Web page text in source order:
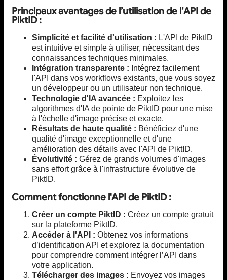
Principaux avantages de l’utilisation de l’API de
PiktID :
Simplicité et facilité d'utilisation : L'API de PiktID
est intuitive et simple à utiliser, nécessitant des
connaissances techniques minimales.
Intégration transparente : Intégrez facilement
l'API dans vos workflows existants, que vous soyez
un développeur ou un utilisateur non technique.
Technologie d'IA avancée : Exploitez les
algorithmes d'IA de pointe de PiktID pour une mise
à l'échelle d'image précise et exacte.
Résultats de haute qualité : Bénéficiez d'une
qualité d'image exceptionnelle et d'une
amélioration des détails avec l'API de PiktID.
Évolutivité : Gérez de grands volumes d'images
sans effort grâce à l'infrastructure évolutive de
PiktID.
Comment fonctionne l'API de PiktID :
Créer un compte PiktID : Créez un compte gratuit
sur la plateforme PiktID.
Accéder à l'API : Obtenez vos informations
d’identification API et explorez la documentation
pour comprendre comment intégrer l’API dans
votre application.
Télécharger des images : Envoyez vos images